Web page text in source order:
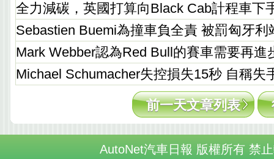
全力減碳，英國打算向Black Cab計程車下
Sebastien Buemi為撞車負全責 被罰匈牙利
Mark Webber認為Red Bull的賽車需要再進
Michael Schumacher失控損失15秒 自稱失
前一天文章列表
AutoNet汽車日報 版權所有 禁